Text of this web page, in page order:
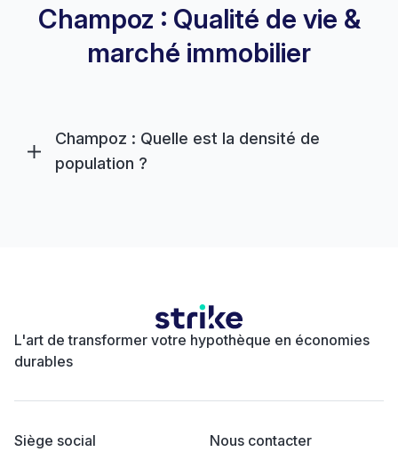
Champoz : Qualité de vie &
marché immobilier
Champoz : Quelle est la densité de
population ?
L'art de transformer votre hypothèque en économies
durables
Siège social Nous contacter